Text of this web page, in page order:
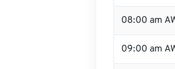
08:00 am
09:00 am